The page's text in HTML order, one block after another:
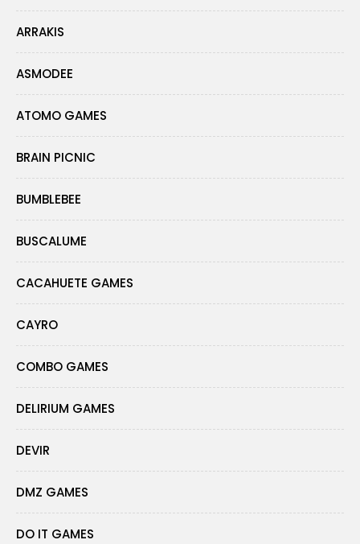
ARRAKIS
ASMODEE
ATOMO GAMES
BRAIN PICNIC
BUMBLEBEE
BUSCALUME
CACAHUETE GAMES
CAYRO
COMBO GAMES
DELIRIUM GAMES
DEVIR
DMZ GAMES
DO IT GAMES